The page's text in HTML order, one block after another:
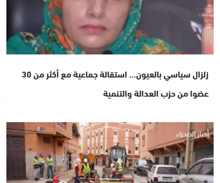
زلزال سياسي بالعيون… استقالة جماعية مع أكثر من 30
عضوا من حزب العدالة والتنمية
أخبار الصحراء